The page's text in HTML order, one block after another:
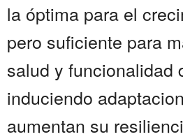
la óptima para el
pero suficiente para
salud y funcionalidad
induciendo
aumentan su